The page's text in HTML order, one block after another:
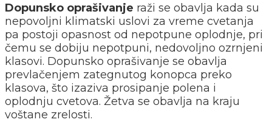
Dopunsko oprašivanje raži se obavlja kada su
nepovoljni klimatski uslovi za vreme cvetanja
pa postoji opasnost od nepotpune oplodnje, pri
čemu se dobiju nepotpuni, nedovoljno ozrnjeni
klasovi. Dopunsko oprašivanje se obavlja
prevlačenjem zategnutog konopca preko
klasova, što izaziva prosipanje polena i
oplodnju cvetova. Žetva se obavlja na kraju
voštane zrelosti.